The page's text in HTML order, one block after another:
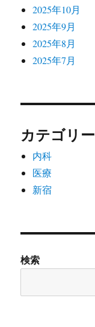
2025年10月
2025年9月
2025年8月
2025年7月
カテゴリー
内科
医療
新宿
検索